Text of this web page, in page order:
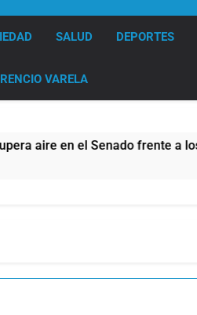
SALUD DEPORTES
VARELA
los errores libertarios